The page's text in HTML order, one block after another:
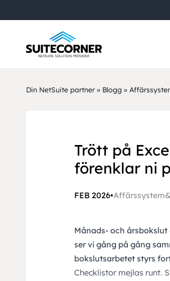
Din NetSuite partner » Blogg »
Trött på
förenklar ni
FEB 2026•Affärssystem
Månads- och
ser vi gång på gång
bokslutsarbetet styrs
Checklistor mejlas runt.